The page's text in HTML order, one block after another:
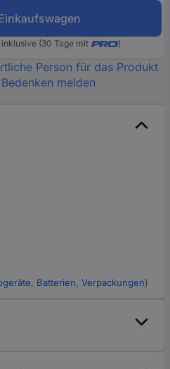
(30 Tage mit )
Person für das Produkt
melden
Batterien, Verpackungen)